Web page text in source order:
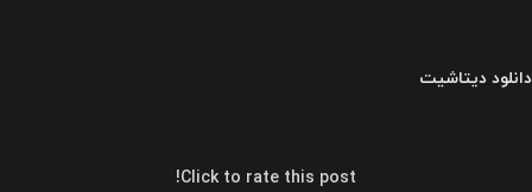
دانلود دیتاشیت
Click to rate this post!